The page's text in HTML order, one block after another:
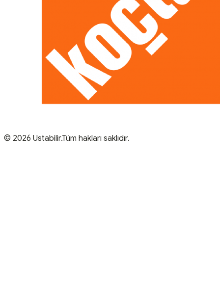
© 2026 Ustabilir.Tüm hakları saklıdır.